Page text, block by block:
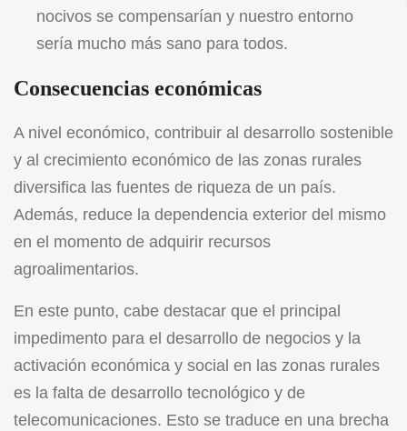
nocivos se compensarían y nuestro entorno
sería mucho más sano para todos.
Consecuencias económicas
A nivel económico, contribuir al desarrollo sostenible
y al crecimiento económico de las zonas rurales
diversifica las fuentes de riqueza de un país.
Además, reduce la dependencia exterior del mismo
en el momento de adquirir recursos
agroalimentarios.
En este punto, cabe destacar que el principal
impedimento para el desarrollo de negocios y la
activación económica y social en las zonas rurales
es la falta de desarrollo tecnológico y de
telecomunicaciones. Esto se traduce en una brecha